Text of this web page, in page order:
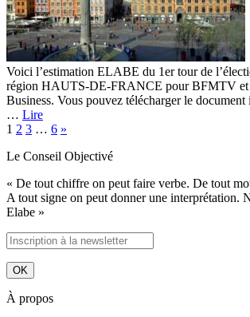
Voici l’estimation ELABE du 1er tour de
région HAUTS-DE-FRANCE pour BFMTV et
Business. Vous pouvez télécharger le
… Lire
1 2 3 … 6 »
Le Conseil Objectivé
« De tout chiffre on peut faire verbe. De tout
A tout signe on peut donner une interprétation.
Elabe »
À propos